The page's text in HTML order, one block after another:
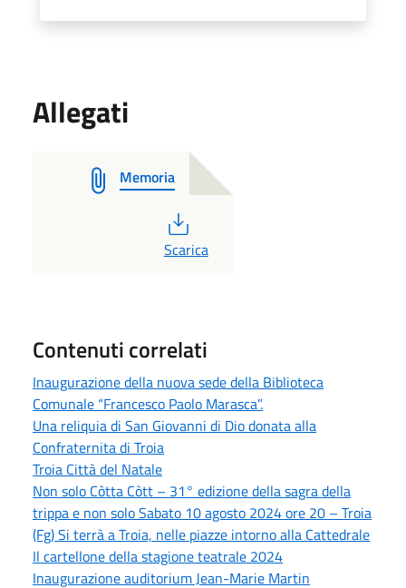
Allegati
Memoria
PDF
Scarica
Contenuti correlati
Inaugurazione della nuova sede della Biblioteca
Comunale “Francesco Paolo Marasca”.
Una reliquia di San Giovanni di Dio donata alla
Confraternita di Troia
Troia Città del Natale
Non solo Còtta Còtt – 31° edizione della sagra della
trippa e non solo Sabato 10 agosto 2024 ore 20 – Troia
(Fg) Si terrà a Troia, nelle piazze intorno alla Cattedrale
Il cartellone della stagione teatrale 2024
Inaugurazione auditorium Jean-Marie Martin